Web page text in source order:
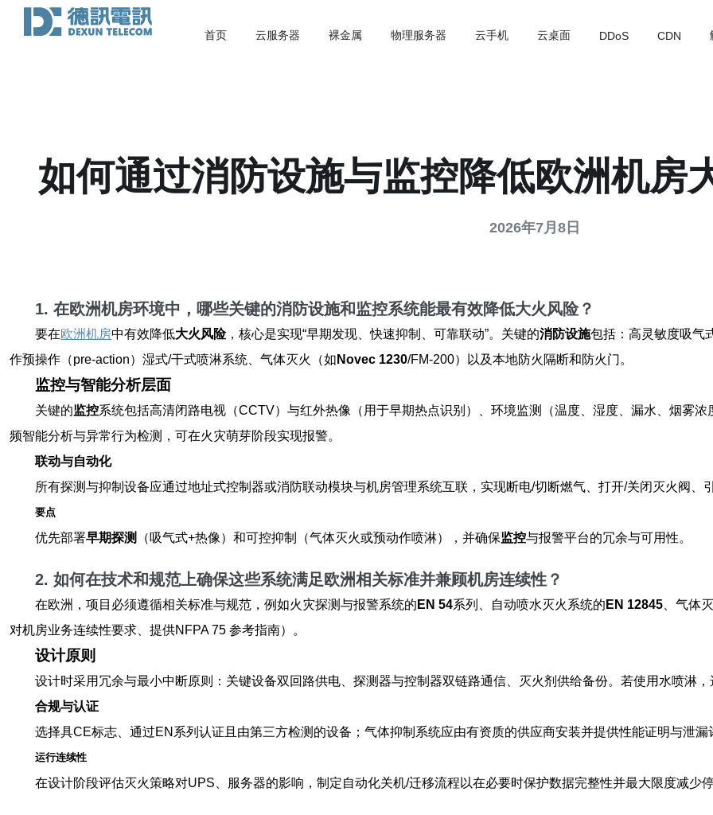
首页 云服务器 裸金属 物理服务器 云手机 云桌面 DDoS CDN
如何通过消防设施与监控降低欧洲机房
2026年7月8日
1. 在欧洲机房环境中，哪些关键的消防设施和 监控系统能最有效降低大火风险？
要在欧洲机房中有效降低大火风险，核心是实现“早期发现、快速抑制、可靠联动”。关键的消防设施包括：高灵敏度吸气
作预操作（pre-action）湿式/干式喷淋系统、气体灭火（如 Novec 1230/FM‑200）以及本地防火隔断和防火门。
监控与智能分析层面
关键的监控系统包括高清闭路电视（CCTV）与红外热像（用于早期热点识别）、环境监测（温度、湿度、漏水、烟雾
频智能分析与异常行为检测，可在火灾萌芽阶段实现报警。
联动与自动化
所有探测与抑制设备应通过地址式控制器或消防联动模块与机房管理系统互联，实现断电/切断燃气、打开/关闭灭火阀、
要点
优先部署早期探测 （吸气式+热像）和可控抑制（气体灭火或预动作喷淋），并确保监控与报警平台的冗余与可用性。
2. 如何在技术和规范上确保这些系统满足欧洲相关标准并兼顾机房连续性？
在欧洲，项目必须遵循相关标准与规范，例如火灾探测与报警系统的 EN 54系列、自动喷水灭火系统的 EN 12845 、气体
对机房业务连续性要求、提供NFPA 75 参考指南）。
设计原则
设计时采用冗余与最小中断原则：关键设备双回路供电、探测器与控制器双链路通信、灭火剂供给备份。若使用水喷淋
合规与认证
选择具CE标志、通过EN系列认证且由第三方检测的设备；气体抑制系统应由有资质的供应商安装并提供性能证明与泄漏
运行连续性
在设计阶段评估灭火策略对UPS、服务器的影响，制定自动化关机/迁移流程以在必要时保护数据完整性并最大限度减少